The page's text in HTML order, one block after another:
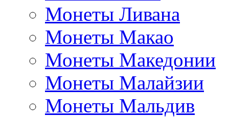
Монеты Ливана
Монеты Макао
Монеты Македонии
Монеты Малайзии
Монеты Мальдив